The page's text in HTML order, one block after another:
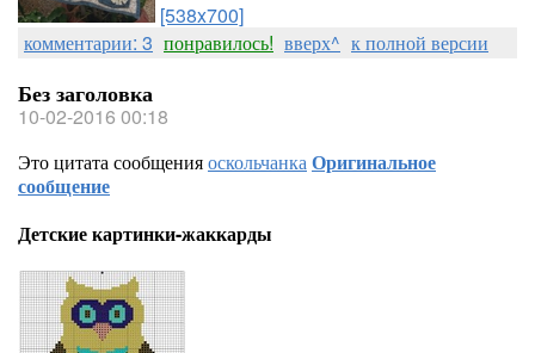
[538x700]
комментарии: 3 понравилось! вверх^ к полной версии
Без заголовка
10-02-2016 00:18
Это цитата сообщенияоскольчанкаОригинальное
сообщение
Детские картинки-жаккарды